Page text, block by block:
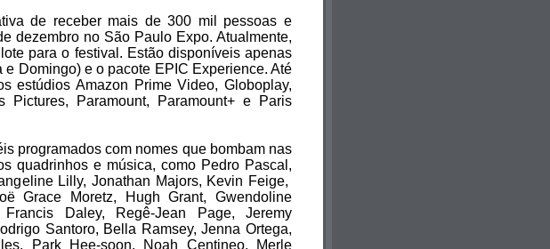
de receber mais de 300 mil pessoas e
dezembro no São Paulo Expo. Atualmente,
para o festival. Estão disponíveis apenas
Domingo) e o pacote EPIC Experience. Até
estúdios Amazon Prime Video, Globoplay,
Pictures, Paramount, Paramount+ e Paris
programados com nomes que bombam nas
quadrinhos e música, como Pedro Pascal,
Lilly, Jonathan Majors, Kevin Feige,
Grace Moretz, Hugh Grant, Gwendoline
Daley, Regê-Jean Page, Jeremy
Santoro, Bella Ramsey, Jenna Ortega,
Park Hee-soon, Noah Centineo, Merle